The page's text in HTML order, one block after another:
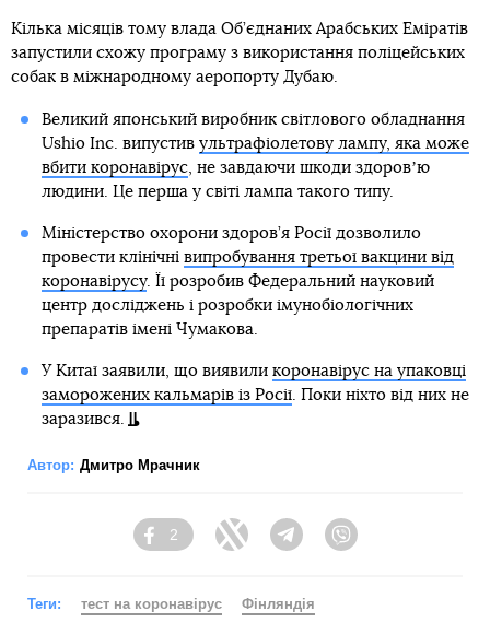
Кілька місяців тому влада Об’єднаних Арабських Еміратів
запустили схожу програму з використання поліцейських
собак в міжнародному аеропорту Дубаю.
Великий японський виробник світлового обладнання
Ushio Inc. випустив ультрафіолетову лампу, яка може
вбити коронавірус, не завдаючи шкоди здоровʼю
людини. Це перша у світі лампа такого типу.
Міністерство охорони здоров’я Росії дозволило
провести клінічні випробування третьої вакцини від
коронавірусу. Її розробив Федеральний науковий
центр досліджень і розробки імунобіологічних
препаратів імені Чумакова.
У Китаї заявили, що виявили коронавірус на упаковці
заморожених кальмарів із Росії. Поки ніхто від них не
заразився.
Автор: Дмитро Мрачник
Facebook
2
Twitter TelegramViber
Теги: тест на коронавірус Фінляндія